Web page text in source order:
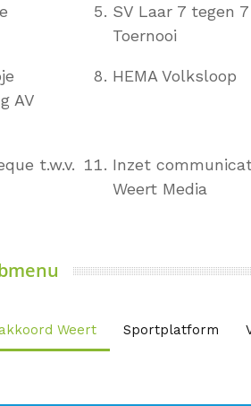
SV Laar 7 tegen 7
Toernooi
AV
HEMA Volksloop
t.w.v.
Inzet
Weert Media
Weert Sportplatform